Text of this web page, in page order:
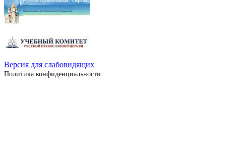
Версия для слабовидящих
Политика конфиденциальности